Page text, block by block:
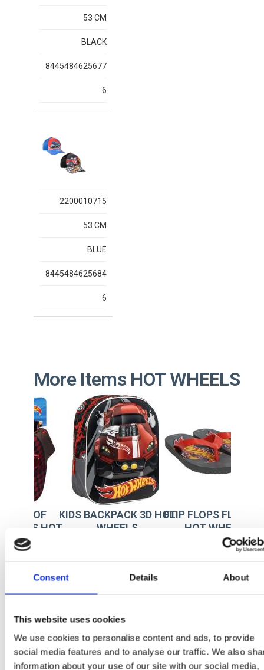
Consent Details About
This website uses cookies
We use cookies to personalise content and ads, to provide
social media features and to analyse our traffic. We also
information about your use of our site with our social media,
53 CM
BLACK
8445484625677
6
2200010715
53 CM
BLUE
8445484625684
6
More Items HOT WHEELS
SET OF
HOT
2200010733
KIDS BACKPACK 3D HOT
WHEELS
FLIP FLOPS FLIP
HOT WHEELS
Ref: 2300007277